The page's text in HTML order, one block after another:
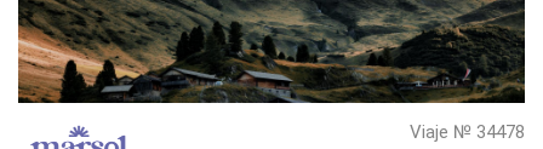
Viaje № 34478